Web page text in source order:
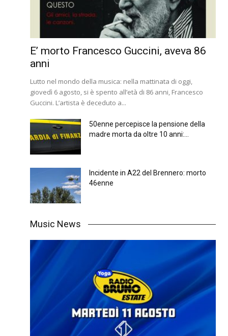
E’ morto Francesco Guccini, aveva 86
anni
Lutto nel mondo della musica: nella mattinata di oggi,
giovedì 6 agosto, si è spento all’età di 86 anni, Francesco
Guccini. L’artista è deceduto a...
50enne percepisce la pensione della
madre morta da oltre 10 anni:...
Incidente in A22 del Brennero: morto
46enne
Music News